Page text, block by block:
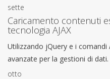
sette
Caricamento contenuti
tecnologia AJAX
Utilizzando jQuery e i comandi
avanzate per la gestioni di dati.
otto